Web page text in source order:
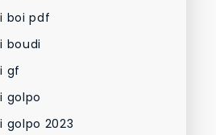
boi pdf
boudi
gf
golpo
2023